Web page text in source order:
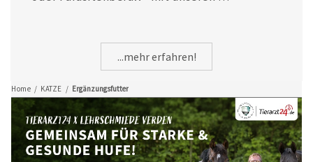
Home / KATZE / Ergänzungsfutter
...mehr erfahren!